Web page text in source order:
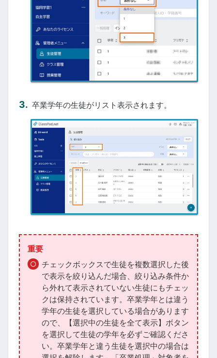
卒業学年の生徒がリスト表示されます。
重要
チェックボックスで生徒を複数選択した後
で表示を絞り込んだ場合、絞り込み条件か
ら外れて表示されていない生徒にもチェッ
クは保持されています。卒業学年とは違う
学年の生徒を選択している場合があります
ので、【選択中の生徒を全て表示】ボタン
を選択して生徒の学年を必ずご確認くださ
い。卒業学年と違う生徒を選択中の場合は